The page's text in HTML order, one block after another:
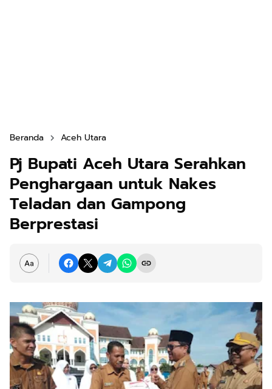
Beranda Aceh Utara
Pj Bupati Aceh Utara Serahkan
Penghargaan untuk Nakes
Teladan dan Gampong
Berprestasi